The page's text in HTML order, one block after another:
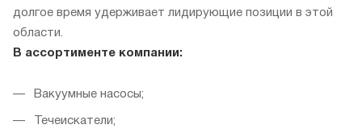
долгое время удерживает лидирующие позиции в этой
области.
В ассортименте компании:
Вакуумные насосы;
Течеискатели;